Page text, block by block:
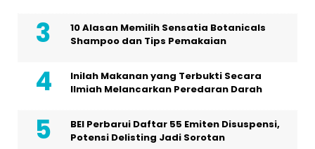
10 Alasan Memilih Sensatia Botanicals
Shampoo dan Tips Pemakaian
Inilah Makanan yang Terbukti Secara
Ilmiah Melancarkan Peredaran Darah
BEI Perbarui Daftar 55 Emiten Disuspensi,
Potensi Delisting Jadi Sorotan